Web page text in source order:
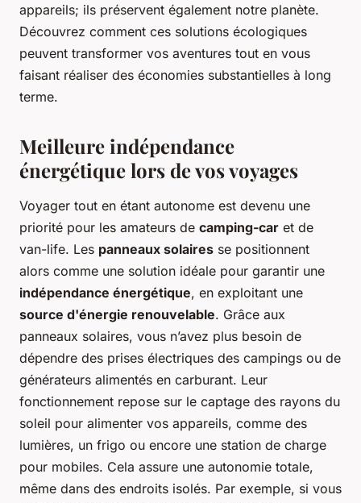
appareils; ils préservent également notre planète.
Découvrez comment ces solutions écologiques
peuvent transformer vos aventures tout en vous
faisant réaliser des économies substantielles à long
terme.
Meilleure indépendance
énergétique lors de vos voyages
Voyager tout en étant autonome est devenu une
priorité pour les amateurs de camping-car et de
van-life. Les panneaux solaires se positionnent
alors comme une solution idéale pour garantir une
indépendance énergétique, en exploitant une
source d'énergie renouvelable. Grâce aux
panneaux solaires, vous n’avez plus besoin de
dépendre des prises électriques des campings ou de
générateurs alimentés en carburant. Leur
fonctionnement repose sur le captage des rayons du
soleil pour alimenter vos appareils, comme des
lumières, un frigo ou encore une station de charge
pour mobiles. Cela assure une autonomie totale,
même dans des endroits isolés. Par exemple, si vous